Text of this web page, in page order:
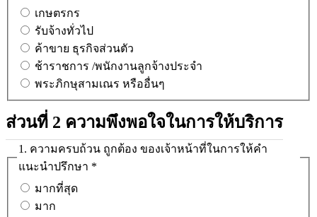
เกษตรกร
รับจ้างทั่วไป
ค้าขาย ธุรกิจส่วนตัว
ช้าราชการ /พนักงานลูกจ้างประจำ
พระภิกษุสามเณร หรืออื่นๆ
ส่วนที่ 2 ความพึงพอใจในการให้บริการ
1. ความครบถ้วน ถูกต้อง ของเจ้าหน้าที่ในการให้คำ
แนะนำปรึกษา *
มากที่สุด
มาก